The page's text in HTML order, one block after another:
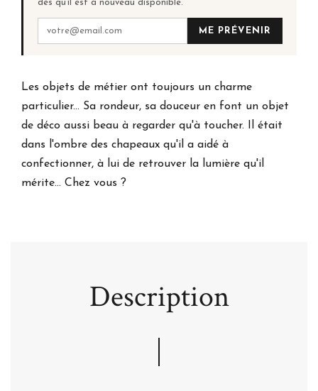
dès qu’il est à nouveau disponible.
ME PRÉVENIR
Les objets de métier ont toujours un charme
particulier... Sa rondeur, sa douceur en font un objet
de déco aussi beau à regarder qu'à toucher. Il était
dans l'ombre des chapeaux qu'il a aidé à
confectionner, à lui de retrouver la lumière qu'il
mérite... Chez vous ?
Description